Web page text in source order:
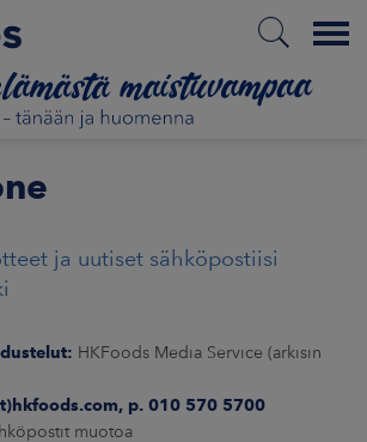
Menu
ja uutiset sähköpostiisi
HKFoods Media Service (arkisin
p. 010 570 5700
muotoa